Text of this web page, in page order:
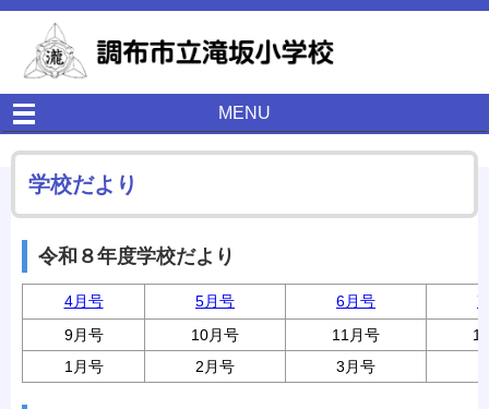
MENU
学校だより
令和８年度学校だより
4月号 5月号 6月号
7
9月号
10月号 11月号
1月号
2月号 3月号